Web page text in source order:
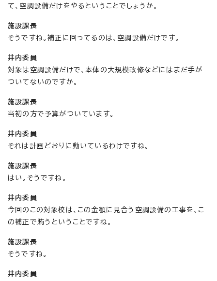
て、空調設備だけをやるということでしょうか。
施設課長
そうですね。補正に回ってるのは、空調設備だけです。
井内委員
対象は空調設備だけで、本体の大規模改修などにはまだ手が
ついてないのですか。
施設課長
当初の方で予算がついています。
井内委員
それは計画どおりに動いているわけですね。
施設課長
はい。そうですね。
井内委員
今回のこの対象校は、この金額に見合う空調設備の工事を、こ
の補正で賄うということですね。
施設課長
そうですね。
井内委員